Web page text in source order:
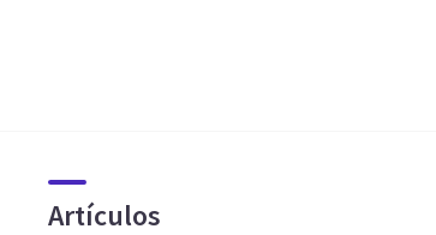
Artículos